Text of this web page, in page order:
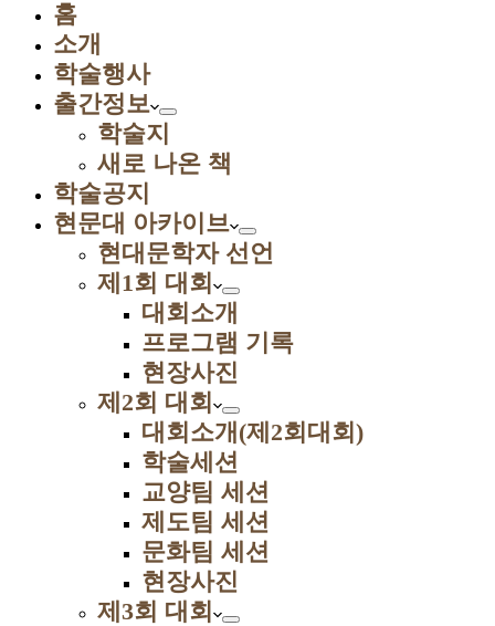
홈
소개
학술행사
출간정보
학술지
새로 나온 책
학술공지
현문대 아카이브
현대문학자 선언
제1회 대회
대회소개
프로그램 기록
현장사진
제2회 대회
대회소개(제2회대회)
학술세션
교양팀 세션
제도팀 세션
문화팀 세션
현장사진
제3회 대회